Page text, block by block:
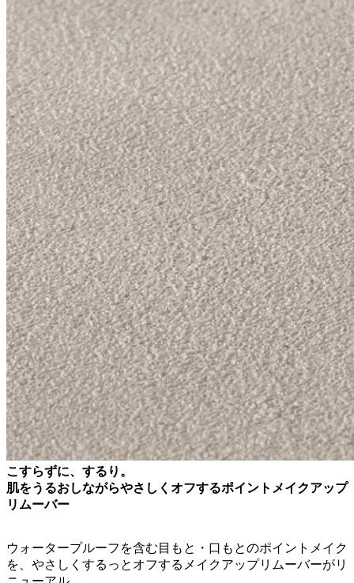
こすらずに、するり。
肌をうるおしながらやさしくオフするポイントメイクアップ
リムーバー
ウォータープルーフを含む目もと・口もとのポイントメイク
を、やさしくするっとオフするメイクアップリムーバーがリ